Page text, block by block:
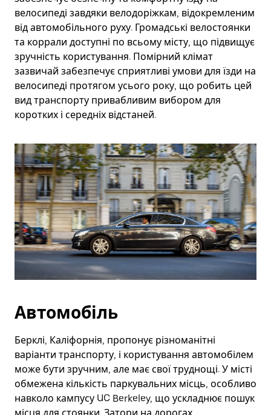
велосипеді завдяки велодоріжкам, відокремленим
від автомобільного руху. Громадські велостоянки
та коррали доступні по всьому місту, що підвищує
зручність користування. Помірний клімат
зазвичай забезпечує сприятливі умови для їзди на
велосипеді протягом усього року, що робить цей
вид транспорту привабливим вибором для
коротких і середніх відстаней.
Автомобіль
Берклі, Каліфорнія, пропонує різноманітні
варіанти транспорту, і користування автомобілем
може бути зручним, але має свої труднощі. У місті
обмежена кількість паркувальних місць, особливо
навколо кампусу UC Berkeley, що ускладнює пошук